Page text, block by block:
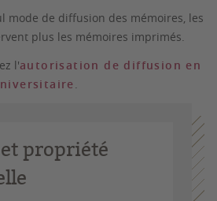
mode de diffusion des mémoires, les
plus les mémoires imprimés.
l'autorisation de diffusion en
.
et propriété